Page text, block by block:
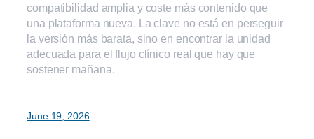
compatibilidad amplia y coste más contenido que
una plataforma nueva. La clave no está en perseguir
la versión más barata, sino en encontrar la unidad
adecuada para el flujo clínico real que hay que
sostener mañana.
June 19, 2026